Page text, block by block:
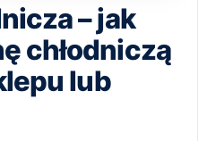
– jak
chłodniczą
lub